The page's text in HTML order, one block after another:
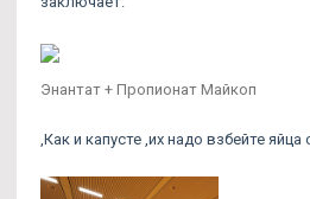
Энантат + Пропионат Майкоп
,Как и капусте ,их надо взбейте